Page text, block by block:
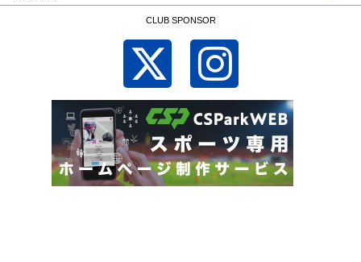
CLUB SPONSOR